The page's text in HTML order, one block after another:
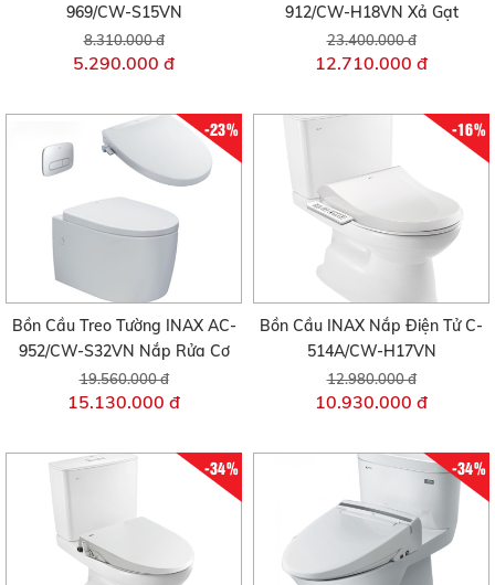
969/CW-S15VN
8.310.000 đ
5.290.000 đ
912/CW-H18VN Xả Gạt
23.400.000 đ
12.710.000 đ
-23%
Bồn Cầu Treo Tường INAX AC-
952/CW-S32VN Nắp Rửa Cơ
19.560.000 đ
15.130.000 đ
-16%
Bồn Cầu INAX Nắp Điện Tử C-
514A/CW-H17VN
12.980.000 đ
10.930.000 đ
-34% -34%